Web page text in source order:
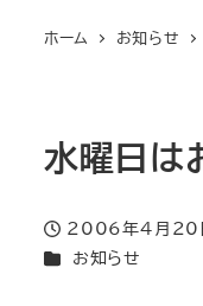
ホーム お知らせ
水曜日は
投稿日
2006年4月20
カテゴリー
お知らせ